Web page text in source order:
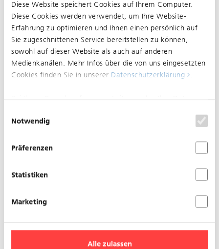
Diese Website speichert Cookies auf Ihrem Computer.
Diese Cookies werden verwendet, um Ihre Website-
Erfahrung zu optimieren und Ihnen einen persönlich auf
Sie zugeschnittenen Service bereitstellen zu können,
sowohl auf dieser Website als auch auf anderen
Medienkanälen. Mehr Infos über die von uns eingesetzten
Cookies finden Sie in unserer Datenschutzerklärung
optimal zu entsprechen, wird nur ein einzelnes Cookie
treffen müssen.
Notwendig
Präferenzen
Statistiken
Marketing
Alle zulassen
Eingeschränkter Betrieb
zwischen Aeschenplatz und
Burgfelderplatz
Eingeschränkter Betrieb zwischen Aeschenplatz und